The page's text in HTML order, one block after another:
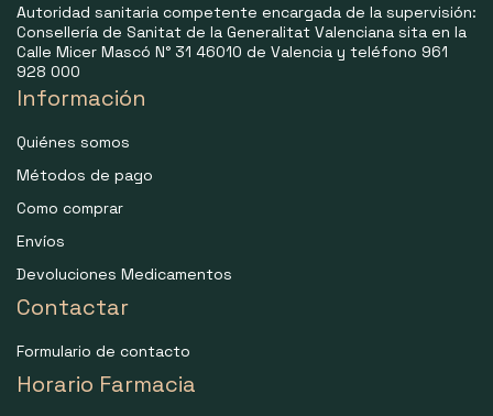
Autoridad sanitaria competente encargada de la supervisión:
Consellería de Sanitat de la Generalitat Valenciana sita en la
Calle Micer Mascó N° 31 46010 de Valencia y teléfono 961
928 000
Información
Quiénes somos
Métodos de pago
Como comprar
Envíos
Devoluciones Medicamentos
Contactar
Formulario de contacto
Horario Farmacia